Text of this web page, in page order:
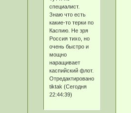
специалист.
Знаю что есть
какие-то терки по
Каспию. Не зря
Россия тихо, но
очень быстро и
мощно
наращивает
каспийский флот.
Отредактировано
tiktak (Сегодня
22:44:39)